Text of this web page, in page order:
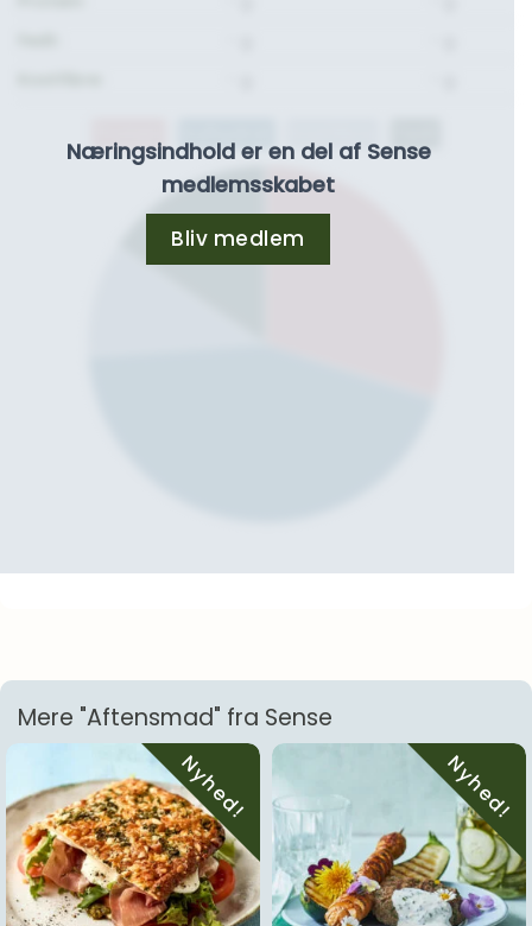
Næringsindhold er en del af Sense
medlemsskabet
Bliv medlem
Mere "Aftensmad" fra Sense
Nyhed! Nyhed!